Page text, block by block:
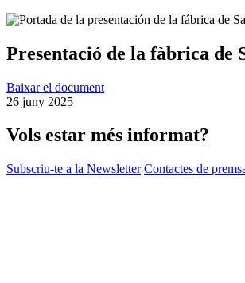
Presentació de la fàbrica de
Baixar el document
26 juny 2025
Vols estar més informat?
Subscriu-te a la Newsletter Contactes de